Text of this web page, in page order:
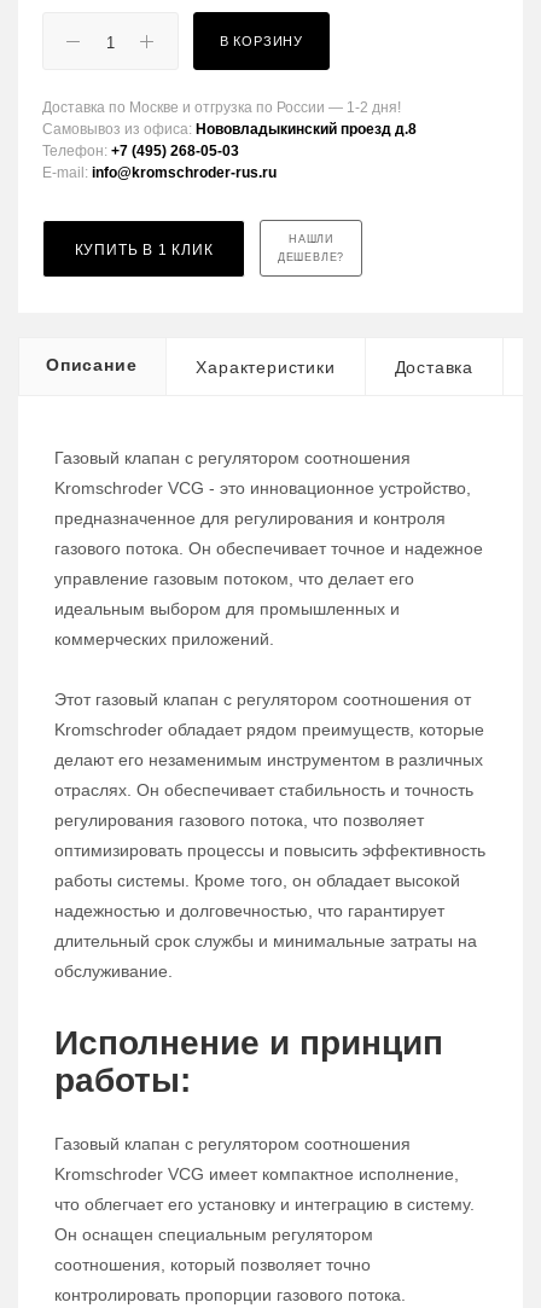
В КОРЗИНУ
Доставка по Москве и отгрузка по России — 1-2 дня!
Самовывоз из офиса: Нововладыкинский проезд д.8
Телефон: +7 (495) 268-05-03
E-mail: info@kromschroder-rus.ru
КУПИТЬ В 1 КЛИК
НАШЛИ
ДЕШЕВЛЕ?
Описание Характеристики Доставка
Газовый клапан с регулятором соотношения
Kromschroder VCG - это инновационное устройство,
предназначенное для регулирования и контроля
газового потока. Он обеспечивает точное и надежное
управление газовым потоком, что делает его
идеальным выбором для промышленных и
коммерческих приложений.
Этот газовый клапан с регулятором соотношения от
Kromschroder обладает рядом преимуществ, которые
делают его незаменимым инструментом в различных
отраслях. Он обеспечивает стабильность и точность
регулирования газового потока, что позволяет
оптимизировать процессы и повысить эффективность
работы системы. Кроме того, он обладает высокой
надежностью и долговечностью, что гарантирует
длительный срок службы и минимальные затраты на
обслуживание.
Исполнение и принцип
работы:
Газовый клапан с регулятором соотношения
Kromschroder VCG имеет компактное исполнение,
что облегчает его установку и интеграцию в систему.
Он оснащен специальным регулятором
соотношения, который позволяет точно
контролировать пропорции газового потока.